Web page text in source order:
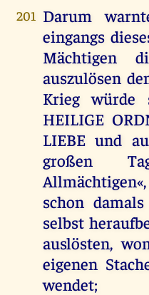
201 Darum
eingangs
Mächtigen
auszulösen
Krieg würde
HEILIGE
LIEBE und
großen
schon
selbst
auslösten,
eigenen
wendet;